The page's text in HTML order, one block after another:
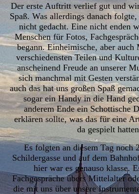
Der erste Auftritt verlief gut und
Spaß. Was allerdings danach
nicht gedacht. Eine nicht enden
Menschen für Fotos,
begann. Einheimische, aber auch
verschiedensten Teilen und
anscheinend Freude an unserer
sich manchmal mit Gesten
auch das hat uns großen Spaß
sogar ein Handy in die Hand
anderem Ende ein Schottische
erklären sollte, was das für eine
da gespielt
Es folgten an diesem Tag noch
Schildergasse und auf dem
hier war es genauso klasse.
Fachgespräche übers Mittelalter
die mit uns über unsere